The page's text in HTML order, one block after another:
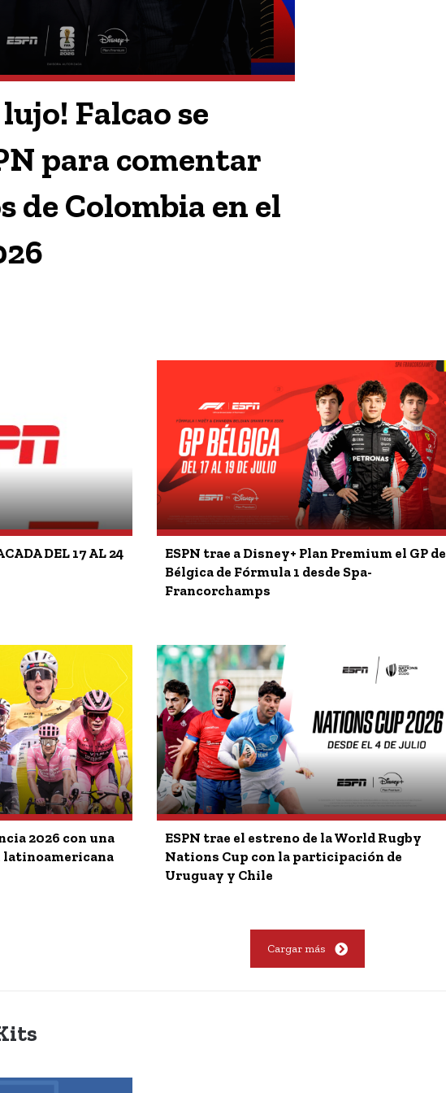
Falcao se
para comentar
de Colombia en el
DEL 17 AL 24
ESPN trae a Disney+ Plan Premium el GP de
Bélgica de Fórmula 1 desde Spa-
Francorchamps
2026 con una
latinoamericana
ESPN trae el estreno de la World Rugby
Nations Cup con la participación de
Uruguay y Chile
Cargar más